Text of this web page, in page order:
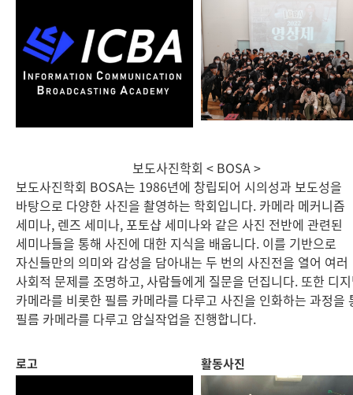
보도사진학회 < BOSA >
보도사진학회 BOSA는 1986년에 창립되어 시의성과 보도성을
바탕으로 다양한 사진을 촬영하는 학회입니다. 카메라 메커니즘
세미나, 렌즈 세미나, 포토샵 세미나와 같은 사진 전반에 관련된
세미나들을 통해 사진에 대한 지식을 배웁니다. 이를 기반으로
자신들만의 의미와 감성을 담아내는 두 번의 사진전을 열어 여러
사회적 문제를 조명하고, 사람들에게 질문을 던집니다. 또한 디
카메라를 비롯한 필름 카메라를 다루고 사진을 인화하는 과정을
필름 카메라를 다루고 암실작업을 진행합니다.
로고 활동사진